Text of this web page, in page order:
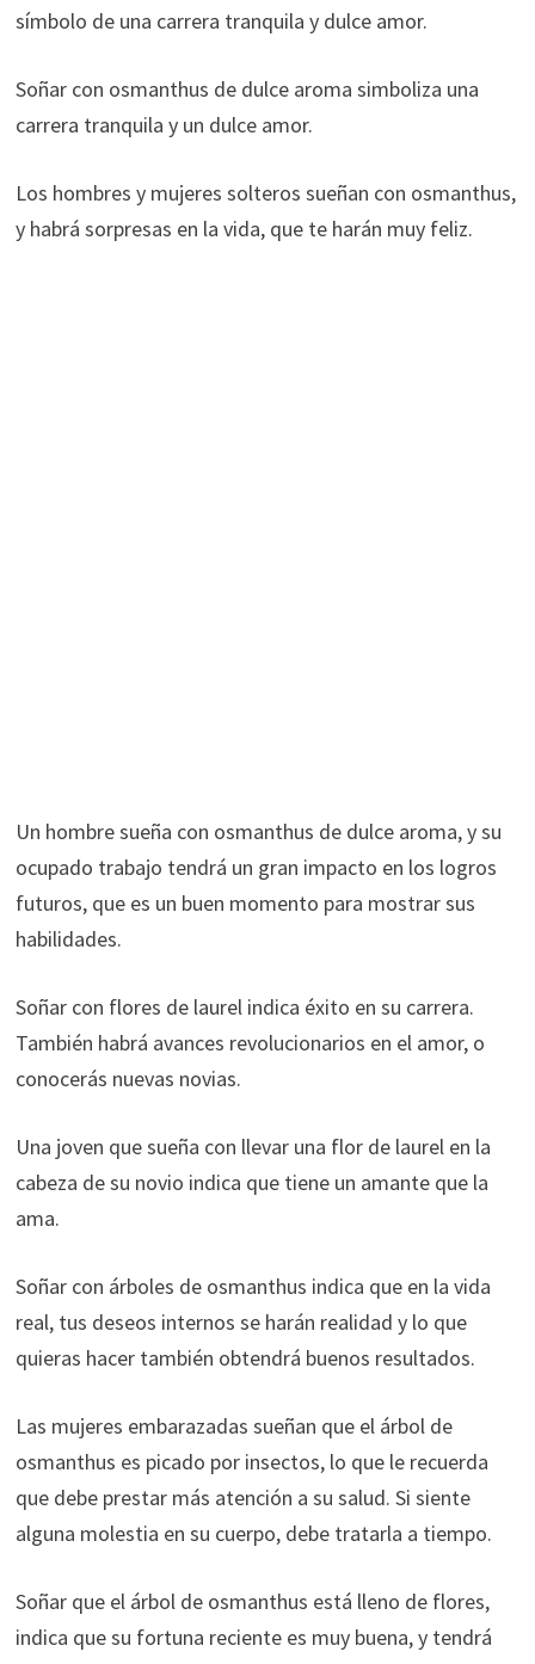
símbolo de una carrera tranquila y dulce amor.
Soñar con osmanthus de dulce aroma simboliza una
carrera tranquila y un dulce amor.
Los hombres y mujeres solteros sueñan con osmanthus,
y habrá sorpresas en la vida, que te harán muy feliz.
Un hombre sueña con osmanthus de dulce aroma, y ​​su
ocupado trabajo tendrá un gran impacto en los logros
futuros, que es un buen momento para mostrar sus
habilidades.
Soñar con flores de laurel indica éxito en su carrera.
También habrá avances revolucionarios en el amor, o
conocerás nuevas novias.
Una joven que sueña con llevar una flor de laurel en la
cabeza de su novio indica que tiene un amante que la
ama.
Soñar con árboles de osmanthus indica que en la vida
real, tus deseos internos se harán realidad y lo que
quieras hacer también obtendrá buenos resultados.
Las mujeres embarazadas sueñan que el árbol de
osmanthus es picado por insectos, lo que le recuerda
que debe prestar más atención a su salud. Si siente
alguna molestia en su cuerpo, debe tratarla a tiempo.
Soñar que el árbol de osmanthus está lleno de flores,
indica que su fortuna reciente es muy buena, y tendrá